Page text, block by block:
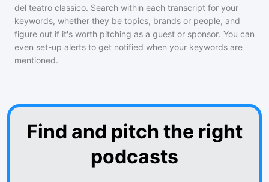
del teatro classico. Search within each transcript for your
keywords, whether they be topics, brands or people, and
figure out if it's worth pitching as a guest or sponsor. You can
even set-up alerts to get notified when your keywords are
mentioned.
Find and pitch the right
podcasts